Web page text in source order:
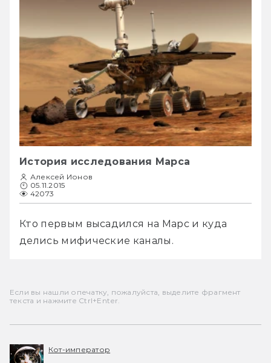
История исследования Марса
Алексей Ионов
05.11.2015
42073
Кто первым высадился на Марс и куда
делись мифические каналы.
Если вы нашли опечатку, пожалуйста, выделите фрагмент
текста и нажмите Ctrl+Enter.
Кот-император